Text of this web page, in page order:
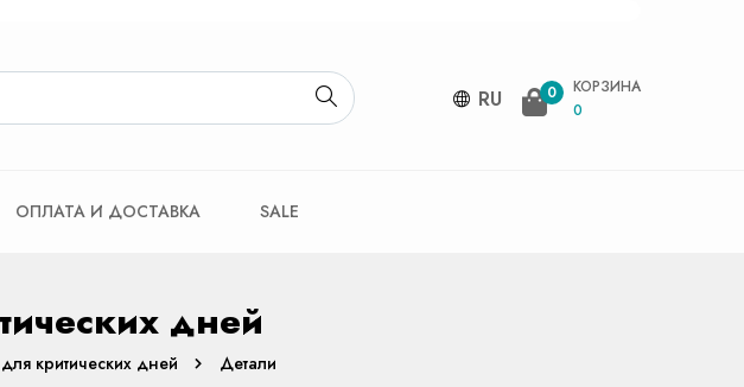
RU 0
КОРЗИНА
0
ОПЛАТА И ДОСТАВКА SALE
дней
критических дней Детали